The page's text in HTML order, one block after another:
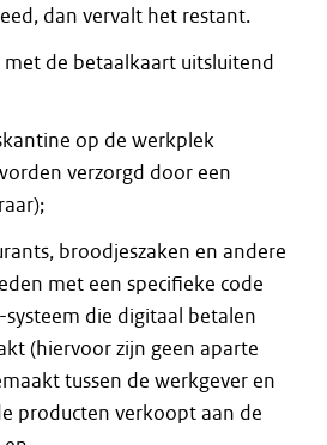
dan vervalt het restant.
de betaalkaart uitsluitend
op de werkplek
verzorgd door een
broodjeszaken en andere
met een specifieke code
systeem die digitaal betalen
(hiervoor zijn geen aparte
tussen de werkgever en
producten verkoopt aan de